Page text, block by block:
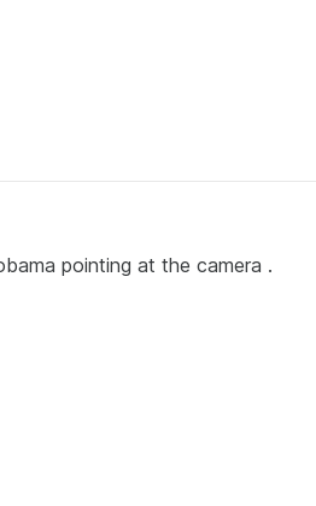
pointing at the camera .